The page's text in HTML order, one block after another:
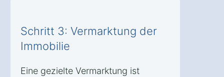
Schritt 3: Vermarktung der
Immobilie
Eine gezielte Vermarktung ist